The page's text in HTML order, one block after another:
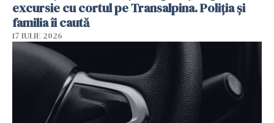
excursie cu cortul pe Transalpina. Poliția și
familia îi caută
17 IULIE 2026